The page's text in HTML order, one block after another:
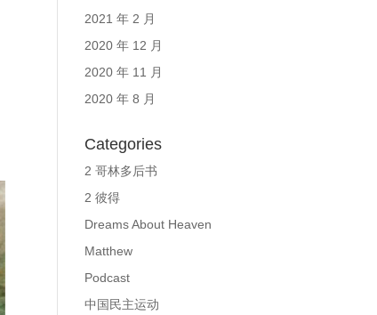
2021 年 2 月
2020 年 12 月
2020 年 11 月
2020 年 8 月
Categories
2 哥林多后书
2 彼得
Dreams About Heaven
Matthew
Podcast
中国民主运动